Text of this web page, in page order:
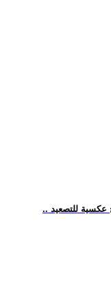
عكسية للتصعيد